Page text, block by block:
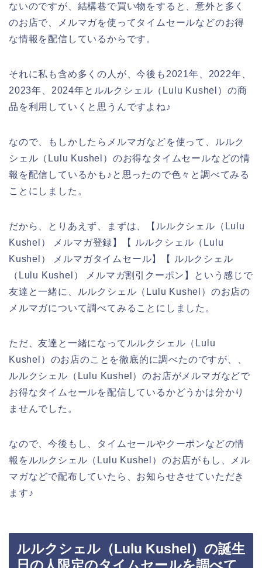
ないのですが、結構巷で買い物をすると、意外と多く
のお店で、メルマガを使ってタイムセールなどのお得
な情報を配信しているからです。
それに私も含め多くの人が、今後も2021年、2022年、
2023年、2024年とルルクシェル（Lulu Kushel）の商
品を利用していくと思うんですよね♪
なので、もしかしたらメルマガなどを使って、ルルク
シェル（Lulu Kushel）のお得なタイムセールなどの情
報を配信しているかも♪と思ったので色々と調べてみる
ことにしました。
だから、とりあえず、まずは、【ルルクシェル（Lulu
Kushel） メルマガ登録】【 ルルクシェル（Lulu
Kushel） メルマガタイムセール】【 ルルクシェル
（Lulu Kushel） メルマガ割引クーポン】という感じで
友達と一緒に、ルルクシェル（Lulu Kushel）のお店の
メルマガについて調べてみることにしました。
ただ、友達と一緒になってルルクシェル（Lulu
Kushel）のお店のことを徹底的に調べたのですが、、
ルルクシェル（Lulu Kushel）のお店がメルマガなどで
お得なタイムセールを配信しているかどうかは分かり
ませんでした。
なので、今後もし、タイムセールやクーポンなどの情
報をルルクシェル（Lulu Kushel）のお店がもし、メル
マガなどで配布していたら、お知らせさせていただき
ます♪
ルルクシェル（Lulu Kushel）の誕生